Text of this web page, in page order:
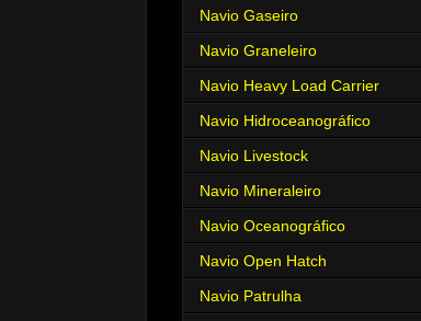
Navio Gaseiro
Navio Graneleiro
Navio Heavy Load Carrier
Navio Hidroceanográfico
Navio Livestock
Navio Mineraleiro
Navio Oceanográfico
Navio Open Hatch
Navio Patrulha